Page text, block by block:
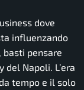
dove
influenzando
pensare
Napoli. L’era
tempo e il solo